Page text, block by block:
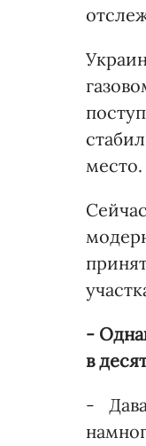
место.
-
в
-